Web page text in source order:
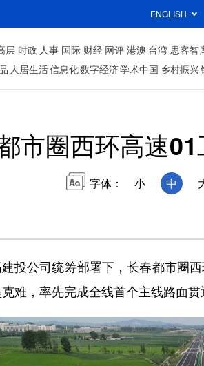
ENGLISH
层 时政 人事 国际 财经 网评 港澳 台湾 思客智
人居生活信息化数字经济学术中国 乡村振兴
市圈西环高速
字体： 小 中
公司统筹部署下，长春都市圈
难，率先完成全线首个主线路面贯